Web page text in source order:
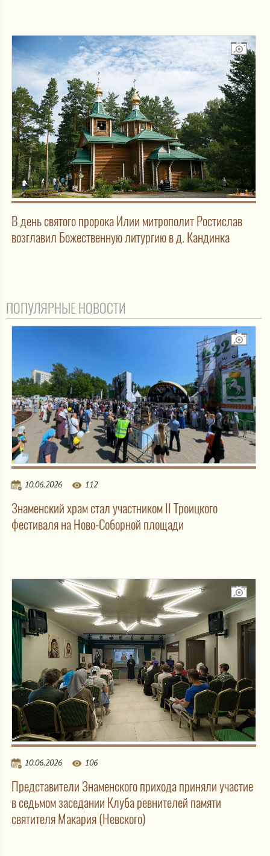
В день святого пророка Илии митрополит Ростислав
возглавил Божественную литургию в д. Кандинка
ПОПУЛЯРНЫЕ НОВОСТИ
10.06.2026 112
Знаменский храм стал участником II Троицкого
фестиваля на Ново-Соборной площади
10.06.2026 106
Представители Знаменского прихода приняли участие
в седьмом заседании Клуба ревнителей памяти
святителя Макария (Невского)